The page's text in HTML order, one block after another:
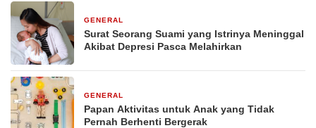
GENERAL
Surat Seorang Suami yang Istrinya Meninggal
Akibat Depresi Pasca Melahirkan
GENERAL
Papan Aktivitas untuk Anak yang Tidak
Pernah Berhenti Bergerak